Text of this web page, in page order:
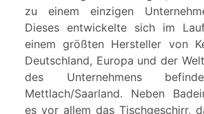
zu einem einzigen
Dieses entwickelte sich im
einem größten Hersteller von
Deutschland, Europa und der
des Unternehmens
Mettlach/Saarland. Neben
es vor allem das Tischgeschirr,